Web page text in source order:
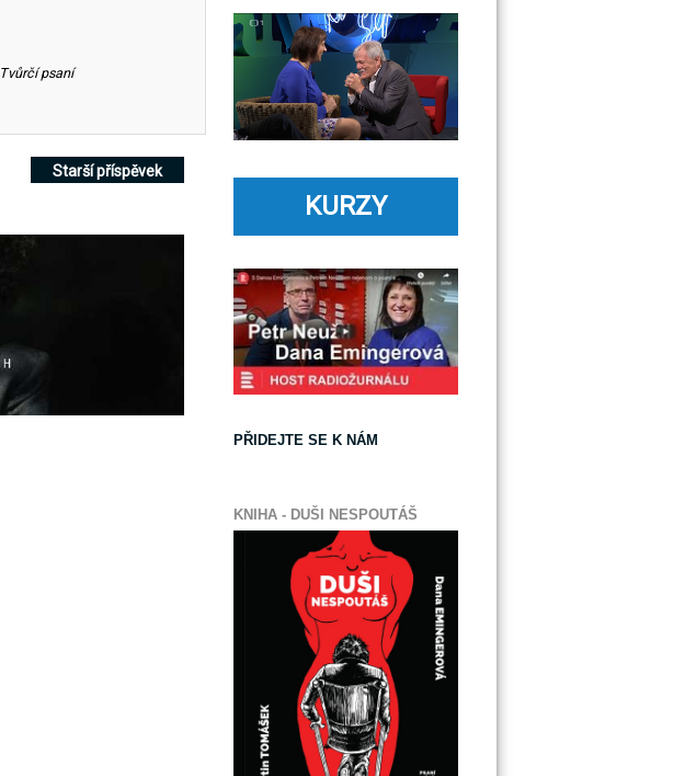
Tvůrčí psaní
Starší příspěvek
KURZY
PŘIDEJTE SE K NÁM
KNIHA - DUŠI NESPOUTÁŠ